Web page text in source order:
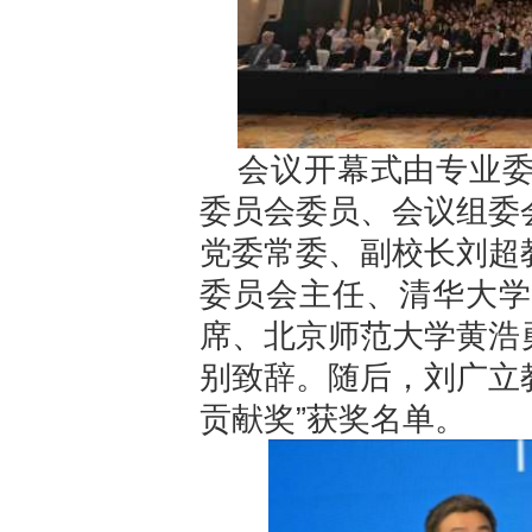
会议开幕式由专业
委员会委员、会议组
党委常委、副校长刘
委员会主任、清华大
席、北京师范大学黄
别致辞。随后，刘广立
贡献奖”获奖名单。